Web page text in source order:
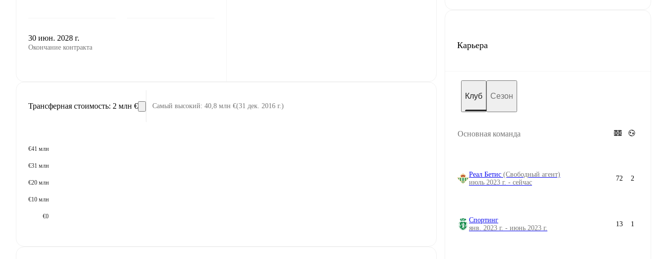
30 июн. 2028 г.
Окончание контракта
Трансферная стоимость: 2 млн € Самый высокий: 40,8 млн €(31 дек. 2016 г.)
€41 млн
€31 млн
€20 млн
€10 млн
€0
Карьера
Клуб Сезон
Основная команда
Реал Бетис (Свободный агент)
июль 2023 г. - сейчас
72 2
Спортинг
янв. 2023 г. - июнь 2023 г.
13 1